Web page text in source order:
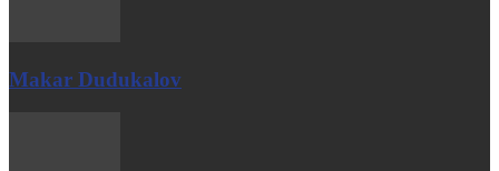
Makar Dudukalov